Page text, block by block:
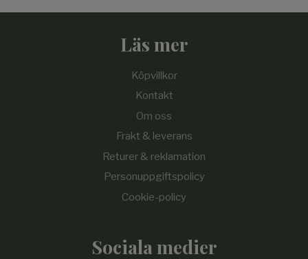
Läs mer
Köpvillkor
Kontakt
Om oss
Frakt & leverans
Returer & reklamation
Personuppgiftspolicy
Cookie-policy
Sociala medier